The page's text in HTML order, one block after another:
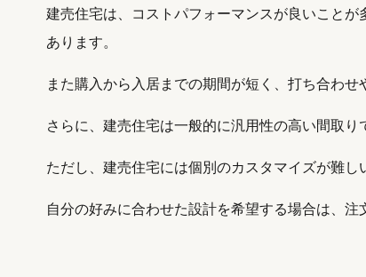
建売住宅は、コストパフォーマンスが良いこと
あります。
また購入から入居までの期間が短く、打ち合わ
さらに、建売住宅は一般的に汎用性の高い間取
ただし、建売住宅には個別のカスタマイズが難し
自分の好みに合わせた設計を希望する場合は、注